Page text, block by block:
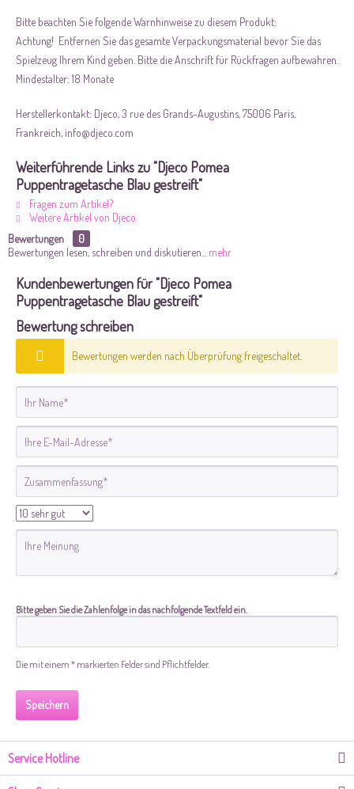
Bitte beachten Sie folgende Warnhinweise zu diesem Produkt:
Achtung! Entfernen Sie das gesamte Verpackungsmaterial bevor Sie das
Spielzeug Ihrem Kind geben. Bitte die Anschrift für Rückfragen aufbewahren.
Mindestalter: 18 Monate
Herstellerkontakt: Djeco, 3 rue des Grands-Augustins, 75006 Paris,
Frankreich, info@djeco.com
Weiterführende Links zu "Djeco Pomea
Puppentragetasche Blau gestreift"
Fragen zum Artikel?
Weitere Artikel von Djeco
Bewertungen
0
Bewertungen lesen, schreiben und diskutieren...
mehr
Kundenbewertungen für "Djeco Pomea
Puppentragetasche Blau gestreift"
Bewertung schreiben
Bewertungen werden nach Überprüfung freigeschaltet.
Bitte geben Sie die Zahlenfolge in das nachfolgende Textfeld ein.
Die mit einem * markierten Felder sind Pflichtfelder.
Speichern
Service Hotline